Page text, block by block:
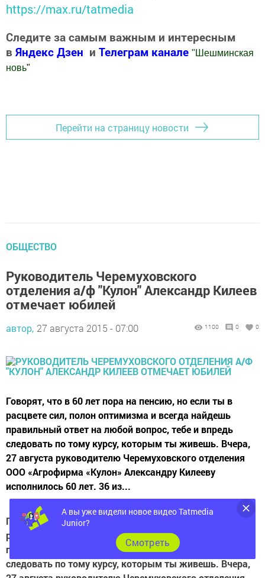
https://max.ru/tatmedia
Следите за самым важным и интересным
в Яндекс Дзен и Телеграм канале " Шешминская
новь"
Перейти на страницу новости
ОБЩЕСТВО
Руководитель Черемуховского
отделения а/ф "Кулон" Александр Килеев
отмечает юбилей
автор, 27 августа 2015 - 07:00 1100 0 0
Говорят, что в 60 лет пора на пенсию, но если ты в
расцвете сил, полон оптимизма и всегда найдешь
правильный ответ на любой вопрос, тебе и впредь
следовать по тому курсу, которым ты живешь. Вчера,
27 августа руководителю Черемуховского отделения
ООО «Агрофирма «Кулон» Александру Килееву
исполнилось 60 лет. 36 из...
Говорят, что в 60 лет пора на пенсию, но если ты в
расцвете сил, полон оптимизма и всегда найдешь
правильный ответ на любой вопрос, тебе и впредь
следовать по тому курсу, которым ты живешь. Вчера,
А вы уже видели новое видео Tatmedia
Junior?
Cмотреть